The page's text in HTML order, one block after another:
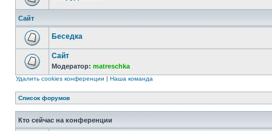
Сайт
Беседка
Сайт
Модератор: matreschka
Удалить cookies конференции | Наша команда
Список форумов
Кто сейчас на конференции